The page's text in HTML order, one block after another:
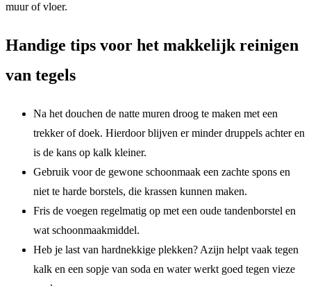
muur of vloer.
Handige tips voor het makkelijk reinigen
van tegels
Na het douchen de natte muren droog te maken met een
trekker of doek. Hierdoor blijven er minder druppels achter en
is de kans op kalk kleiner.
Gebruik voor de gewone schoonmaak een zachte spons en
niet te harde borstels, die krassen kunnen maken.
Fris de voegen regelmatig op met een oude tandenborstel en
wat schoonmaakmiddel.
Heb je last van hardnekkige plekken? Azijn helpt vaak tegen
kalk en een sopje van soda en water werkt goed tegen vieze